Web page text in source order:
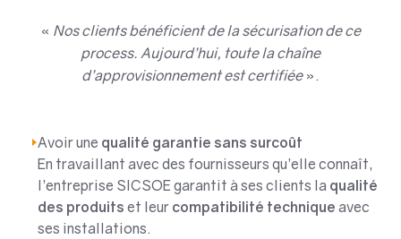
« Nos clients bénéficient de la sécurisation de ce
process. Aujourd’hui, toute la chaîne
d’approvisionnement est certifiée ».
Avoir une qualité garantie sans surcoût
En travaillant avec des fournisseurs qu’elle connaît,
l’entreprise SICSOE garantit à ses clients la qualité
des produits et leur compatibilité technique avec
ses installations.